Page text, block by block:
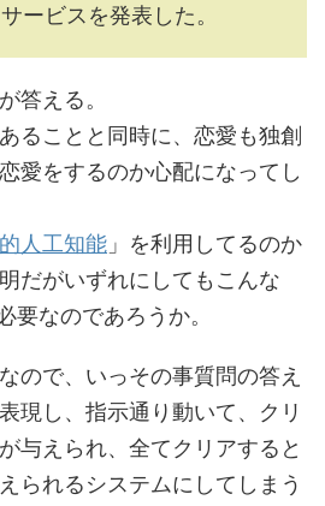
ービスを発表した。
答える。
ることと同時に、恋愛も独創
愛をするのか心配になってし
人工知能 」を利用してるのか
だがいずれにしてもこんな
要なのであろうか。
ので、いっその事質問の答え
現し、指示通り動いて、クリ
与えられ、全てクリアすると
られるシステムにしてしまう